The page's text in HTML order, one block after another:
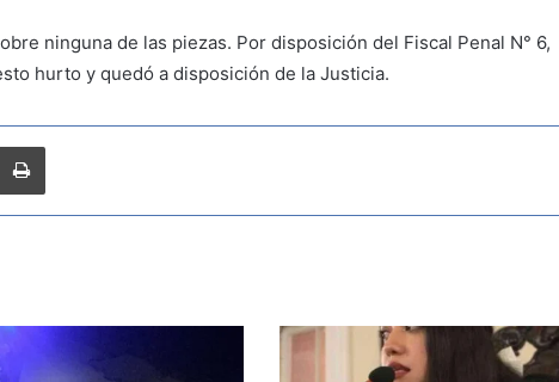
ninguna de las piezas. Por disposición del Fiscal Penal N° 6,
hurto y quedó a disposición de la Justicia.